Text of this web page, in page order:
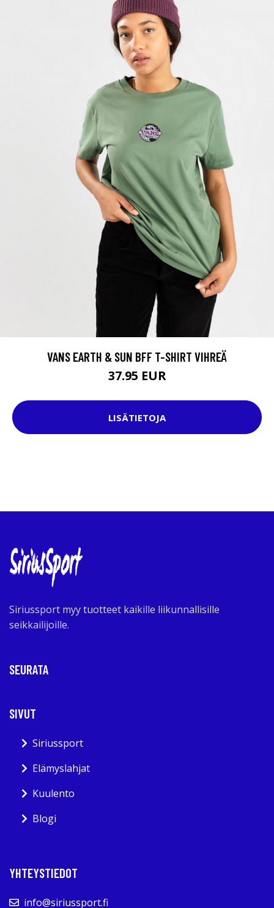
VANS EARTH & SUN BFF T-SHIRT VIHREÄ
37.95 EUR
LISÄTIETOJA
Siriussport myy tuotteet kaikille liikunnallisille
seikkailijoille.
SEURATA
SIVUT
Siriussport
Elämyslahjat
Kuulento
Blogi
YHTEYSTIEDOT
info@siriussport.fi